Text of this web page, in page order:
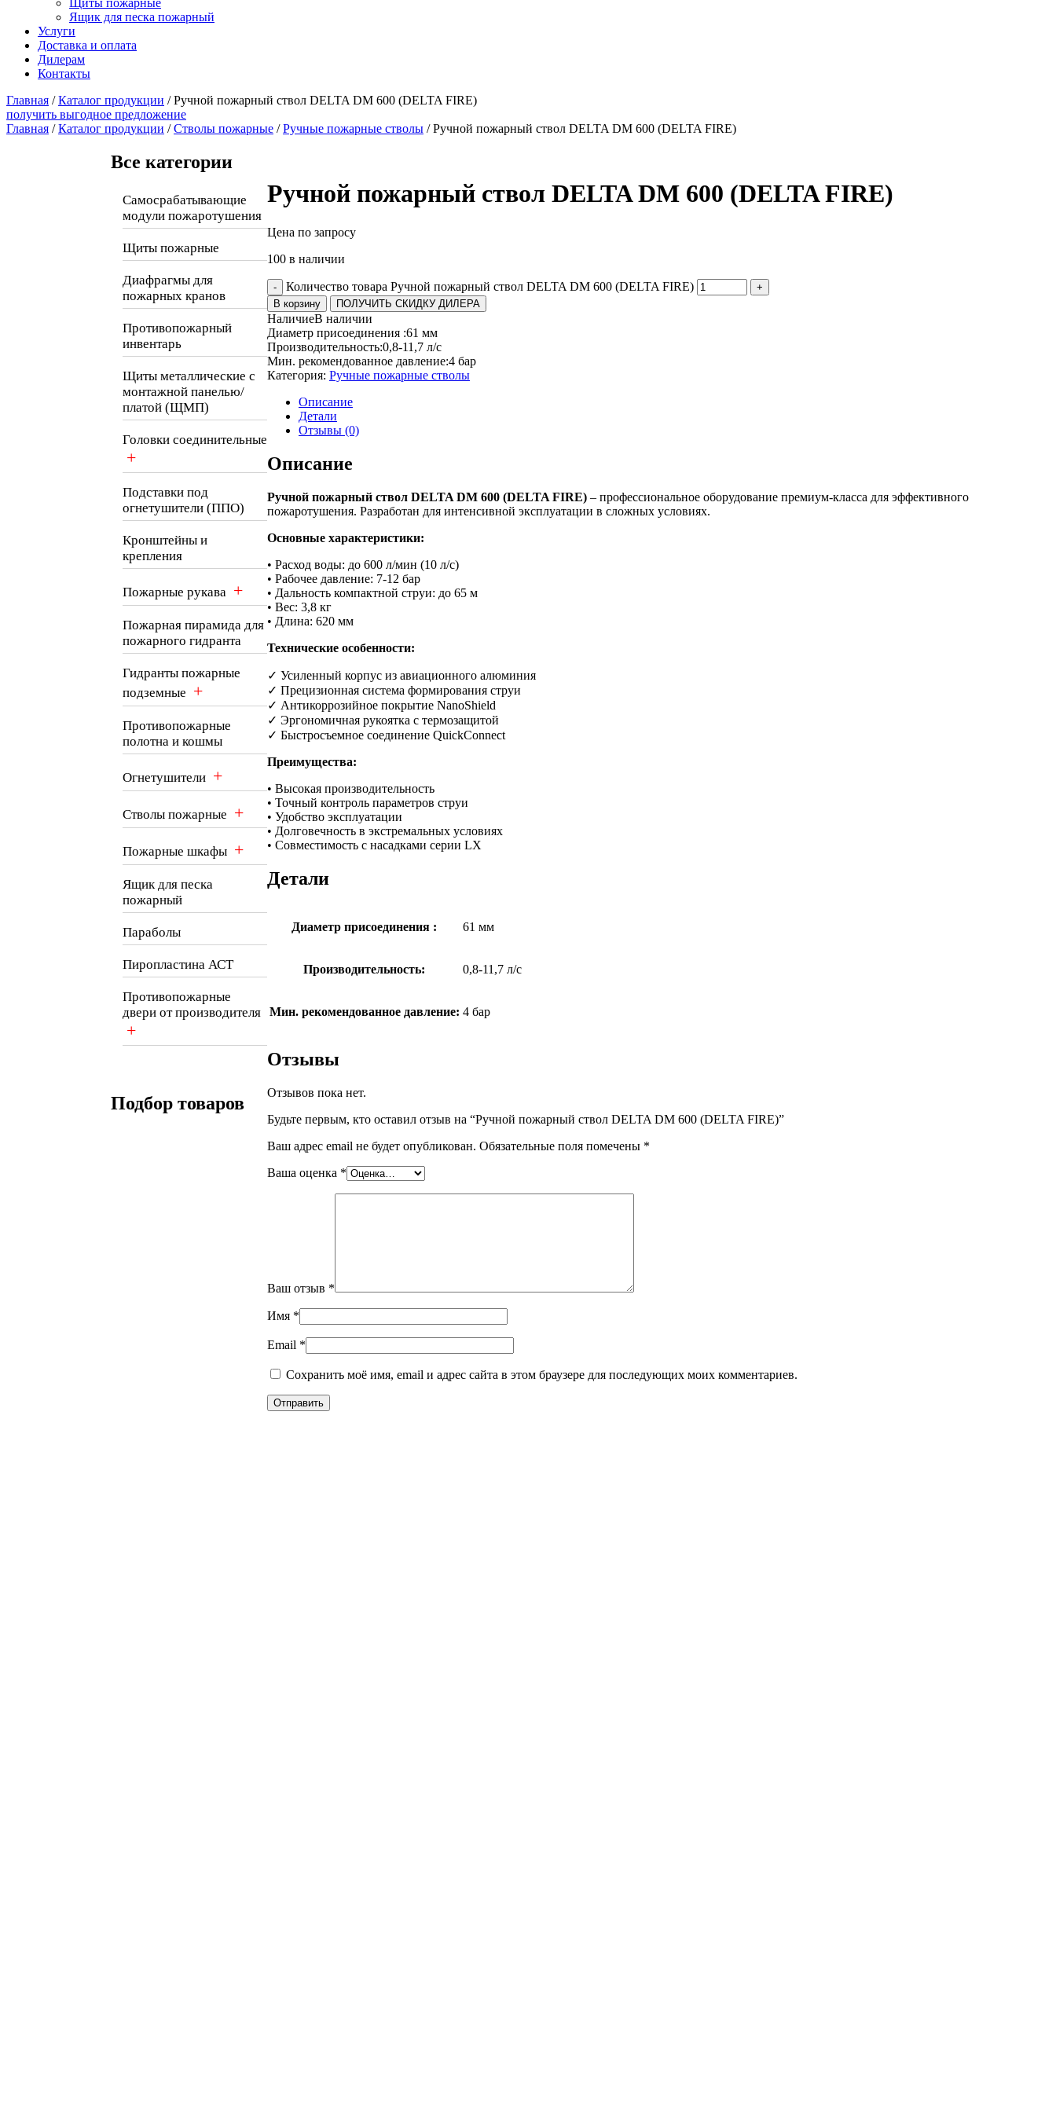
Щиты пожарные
Ящик для песка пожарный
Услуги
Доставка и оплата
Дилерам
Контакты
Главная /Каталог продукции /Ручной пожарный ствол DELTA DM 600 (DELTA FIRE)
получить выгодное предложение
Главная /Каталог продукции /Стволы пожарные /Ручные пожарные стволы / Ручной пожарный ствол DELTA DM 600 (DELTA FIRE)
Все категории
Самосрабатывающие
модули пожаротушения
Щиты пожарные
Диафрагмы для
пожарных кранов
Противопожарный
инвентарь
Щиты металлические с
монтажной панелью/
платой (ЩМП)
Головки соединительные
+
Подставки под
огнетушители (ППО)
Кронштейны и
крепления
Пожарные рукава +
Пожарная пирамида для
пожарного гидранта
Гидранты пожарные
подземные +
Противопожарные
полотна и кошмы
Огнетушители +
Стволы пожарные +
Пожарные шкафы +
Ящик для песка
пожарный
Параболы
Пиропластина АСТ
Противопожарные
двери от производителя
+
Подбор товаров
Ручной пожарный ствол DELTA DM 600 (DELTA FIRE)
Цена по запросу
100 в наличии
- Количество товара Ручной пожарный ствол DELTA DM 600 (DELTA FIRE)
+
В корзину
ПОЛУЧИТЬ СКИДКУ ДИЛЕРА
НаличиеВ наличии
Диаметр присоединения :61 мм
Производительность:0,8-11,7 л/с
Мин. рекомендованное давление:4 бар
Категория: Ручные пожарные стволы
Описание
Детали
Отзывы (0)
Описание
Ручной пожарный ствол DELTA DM 600 (DELTA FIRE)– профессиональное оборудование премиум-класса для эффективного
пожаротушения. Разработан для интенсивной эксплуатации в сложных условиях.
Основные характеристики:
• Расход воды: до 600 л/мин (10 л/с)
• Рабочее давление: 7-12 бар
• Дальность компактной струи: до 65 м
• Вес: 3,8 кг
• Длина: 620 мм
Технические особенности:
✓ Усиленный корпус из авиационного алюминия
✓ Прецизионная система формирования струи
✓ Антикоррозийное покрытие NanoShield
✓ Эргономичная рукоятка с термозащитой
✓ Быстросъемное соединение QuickConnect
Преимущества:
• Высокая производительность
• Точный контроль параметров струи
• Удобство эксплуатации
• Долговечность в экстремальных условиях
• Совместимость с насадками серии LX
Детали
Диаметр присоединения : 61 мм
Производительность: 0,8-11,7 л/с
Мин. рекомендованное давление: 4 бар
Отзывы
Отзывов пока нет.
Будьте первым, кто оставил отзыв на “Ручной пожарный ствол DELTA DM 600 (DELTA FIRE)”
Ваш адрес email не будет опубликован. Обязательные поля помечены *
Ваша оценка *
Ваш отзыв *
Имя *
Email *
Сохранить моё имя, email и адрес сайта в этом браузере для последующих моих комментариев.